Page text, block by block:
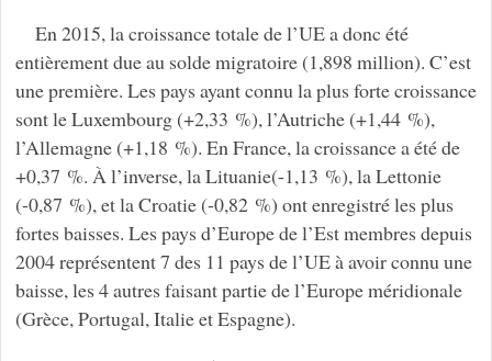
En 2015, la croissance totale de l’UE a donc été
entièrement due au solde migratoire (1,898 million). C’est
une première. Les pays ayant connu la plus forte croissance
sont le Luxembourg (+2,33 %), l’Autriche (+1,44 %),
l’Allemagne (+1,18 %). En France, la croissance a été de
+0,37 %. À l’inverse, la Lituanie(-1,13 %), la Lettonie
(-0,87 %), et la Croatie (-0,82 %) ont enregistré les plus
fortes baisses. Les pays d’Europe de l’Est membres depuis
2004 représentent 7 des 11 pays de l’UE à avoir connu une
baisse, les 4 autres faisant partie de l’Europe méridionale
(Grèce, Portugal, Italie et Espagne).